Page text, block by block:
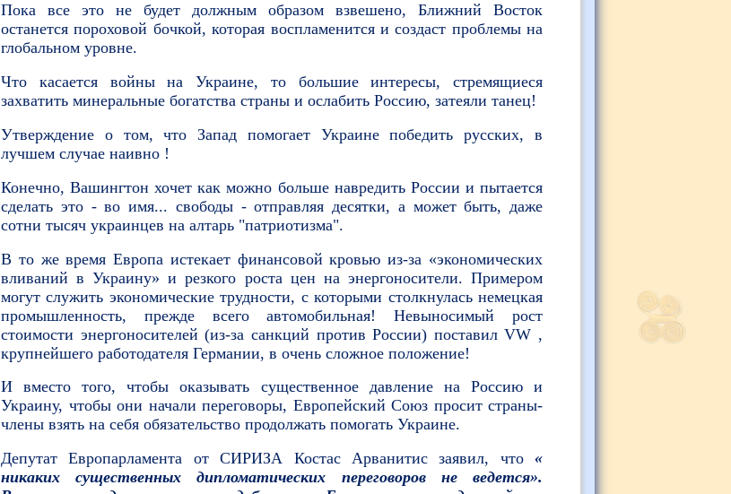
Пока все это не будет должным образом взвешено, Ближний Восток
останется пороховой бочкой, которая воспламенится и создаст проблемы на
глобальном уровне.
Что касается войны на Украине, то большие интересы, стремящиеся
захватить минеральные богатства страны и ослабить Россию, затеяли танец!
Утверждение о том, что Запад помогает Украине победить русских, в
лучшем случае наивно !
Конечно, Вашингтон хочет как можно больше навредить России и пытается
сделать это - во имя... свободы - отправляя десятки, а может быть, даже
сотни тысяч украинцев на алтарь "патриотизма".
В то же время Европа истекает финансовой кровью из-за «экономических
вливаний в Украину» и резкого роста цен на энергоносители. Примером
могут служить экономические трудности, с которыми столкнулась немецкая
промышленность, прежде всего автомобильная! Невыносимый рост
стоимости энергоносителей (из-за санкций против России) поставил VW ,
крупнейшего работодателя Германии, в очень сложное положение!
И вместо того, чтобы оказывать существенное давление на Россию и
Украину, чтобы они начали переговоры, Европейский Союз просит страны-
члены взять на себя обязательство продолжать помогать Украине.
Депутат Европарламента от СИРИЗА Костас Арванитис заявил, что «
никаких существенных дипломатических переговоров не ведется».